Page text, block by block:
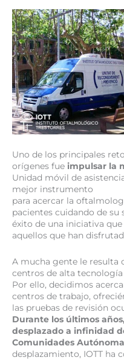
Uno de los principales
orígenes fue impulsar la
Unidad móvil de
mejor instrumento
para acercar la
pacientes cuidando de su
éxito de una iniciativa
aquellos que han
A mucha gente le resulta
centros de alta
Por ello, decidimos
centros de trabajo,
las pruebas de revisión
Durante los últimos
desplazado a infinidad
Comunidades
desplazamiento, IOTT ha